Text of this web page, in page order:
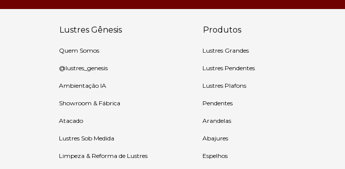
Lustres Gênesis
Quem Somos
@lustres_genesis
Ambientação IA
Showroom & Fábrica
Atacado
Lustres Sob Medida
Limpeza & Reforma de Lustres
Produtos
Lustres Grandes
Lustres Pendentes
Lustres Plafons
Pendentes
Arandelas
Abajures
Espelhos